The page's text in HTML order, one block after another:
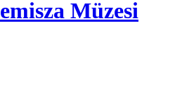
Müzesi